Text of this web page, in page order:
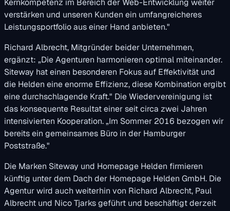
verstärken und unseren Kunden ein umfangreicheres
Leistungsportfolio aus einer Hand anbieten."
Richard Albrecht, Mitgründer beider Unternehmen,
ergänzt: „Die Agenturen harmonieren optimal miteinander.
Siteway hat einen besonderen Fokus auf Effektivität und
die Helden eine enorme Effizienz, diese Kombination ergibt
eine durchschlagende Kraft." Die Wiedervereinigung ist
das konsequente Resultat einer seit circa zwei Jahren
intensivierten Kooperation. „Im Sommer 2016 bezogen wir
bereits ein gemeinsames Büro in der Hamburger
Poststraße."
Die Marken Siteway und Homepage Helden firmieren
künftig unter dem Dach der Homepage Helden GmbH. Die
Agentur wird auch weiterhin von Richard Albrecht, Paul
Albrecht und Nico Tjarks geführt und beschäftigt derzeit